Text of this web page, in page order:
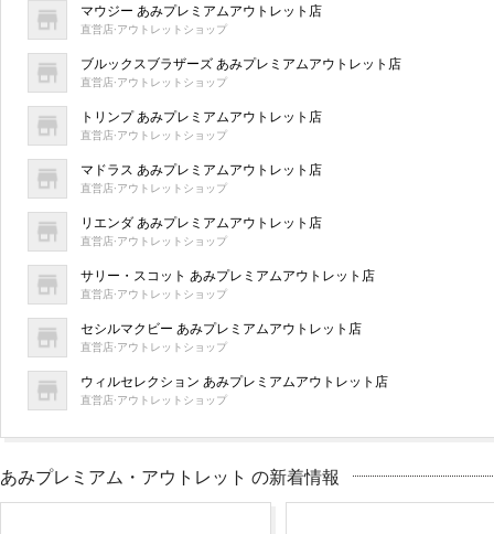
マウジー あみプレミアムアウトレット店
直営店·アウトレットショップ
ブルックスブラザーズ あみプレミアムアウトレット店
直営店·アウトレットショップ
トリンプ あみプレミアムアウトレット店
直営店·アウトレットショップ
マドラス あみプレミアムアウトレット店
直営店·アウトレットショップ
リエンダ あみプレミアムアウトレット店
直営店·アウトレットショップ
サリー・スコット あみプレミアムアウトレット店
直営店·アウトレットショップ
セシルマクビー あみプレミアムアウトレット店
直営店·アウトレットショップ
ウィルセレクション あみプレミアムアウトレット店
直営店·アウトレットショップ
あみプレミアム・アウトレット の新着情報